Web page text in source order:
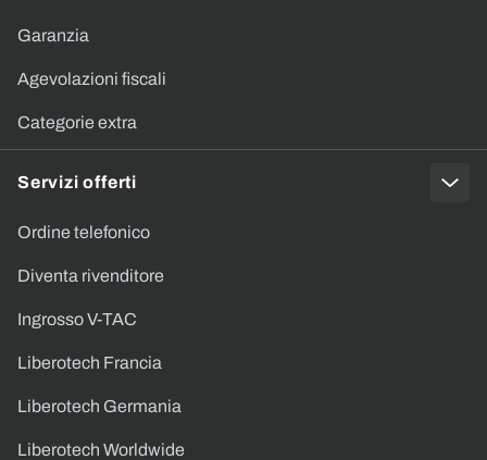
Garanzia
Agevolazioni fiscali
Categorie extra
Servizi offerti
Ordine telefonico
Diventa rivenditore
Ingrosso V-TAC
Liberotech Francia
Liberotech Germania
Liberotech Worldwide